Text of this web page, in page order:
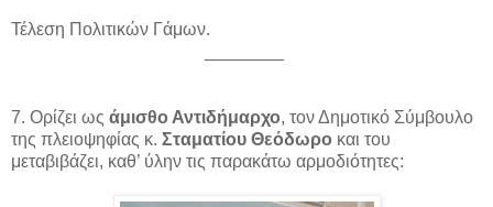
Τέλεση Πολιτικών Γάμων.
7. Ορίζει ως άμισθο Αντιδήμαρχο, τον Δημοτικό Σύμβουλο
της πλειοψηφίας κ. Σταματίου Θεόδωρο και του
μεταβιβάζει, καθ’ ύλην τις παρακάτω αρμοδιότητες: